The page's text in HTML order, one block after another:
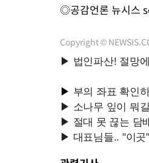
◎공감언론 뉴시스
Copyright ©